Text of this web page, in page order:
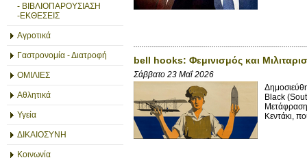
- ΒΙΒΛΙΟΠΑΡΟΥΣΙΑΣΗ
-ΕΚΘΕΣΕΙΣ
Αγροτικά
Γαστρονομία - Διατροφή
ΟΜΙΛΙΕΣ
Αθλητικά
Υγεία
ΔΙΚΑΙΟΣΥΝΗ
Κοινωνία
bell hooks: Φεμινισμός και
Σάββατο 23 Μαΐ 2026
Black
Κεντάκι,